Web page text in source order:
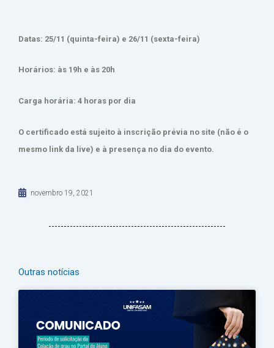
Datas: 25/11 (quinta-feira) e 26/11 (sexta-feira)
Horários: às 19h e às 20h
Carga horária: 4 horas por dia
O certificado está sujeito à inscrição prévia no site (não é o
mesmo link da live) e à presença no dia do evento.
novembro 19, 2021
Outras notícias
PáginaPágina
PáginaPáginaPágina